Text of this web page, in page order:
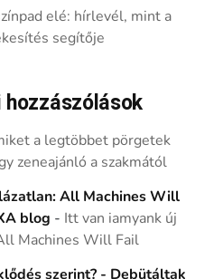
elé: hírlevél, mint a
segítője
a legtöbbet pörgetek
zeneajánló a szakmától
All Machines Will
blog - Itt van iamyank új
Machines Will Fail
szerint? - Debütáltak